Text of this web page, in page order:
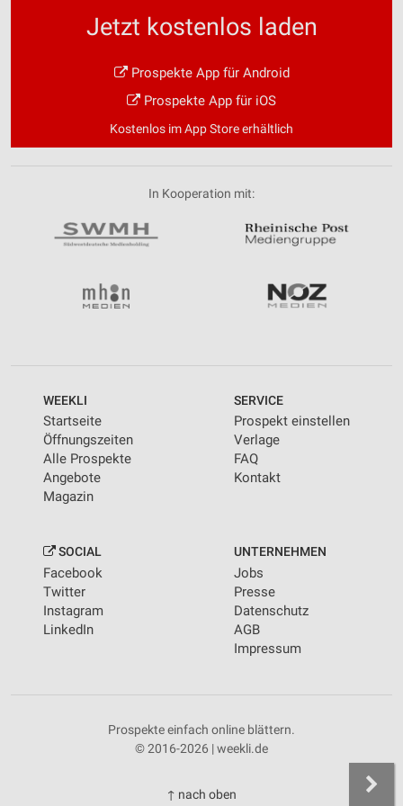
Jetzt kostenlos laden
Prospekte App für Android
Prospekte App für iOS
Kostenlos im App Store erhältlich
In Kooperation mit:
WEEKLI
Startseite
Öffnungszeiten
Alle Prospekte
Angebote
Magazin
SERVICE
Prospekt einstellen
Verlage
FAQ
Kontakt
SOCIAL
Facebook
Twitter
Instagram
LinkedIn
UNTERNEHMEN
Jobs
Presse
Datenschutz
AGB
Impressum
Prospekte einfach online blättern.
© 2016-2026 | weekli.de
↑ nach oben